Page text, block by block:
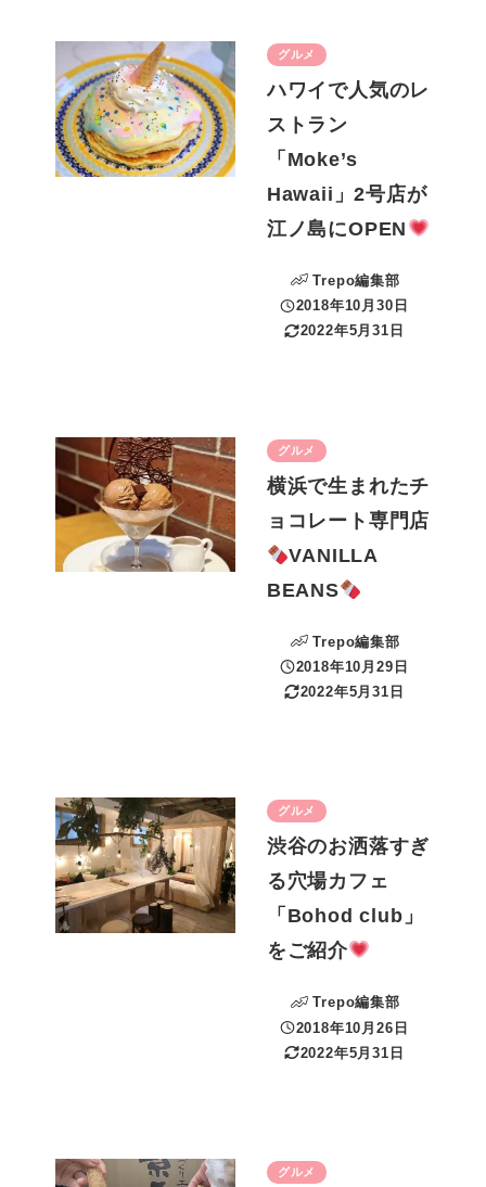
グルメ
ハワイで人気のレ
ストラン
「Moke’s
Hawaii」2号店が
江ノ島にOPEN
Trepo編集部
投稿日
2018年10月30日
更新日
2022年5月31日
グルメ
横浜で生まれたチ
ョコレート専門店
VANILLA
BEANS
Trepo編集部
投稿日
2018年10月29日
更新日
2022年5月31日
グルメ
渋谷のお洒落すぎ
る穴場カフェ
「Bohod club」
をご紹介
Trepo編集部
投稿日
2018年10月26日
更新日
2022年5月31日
グルメ